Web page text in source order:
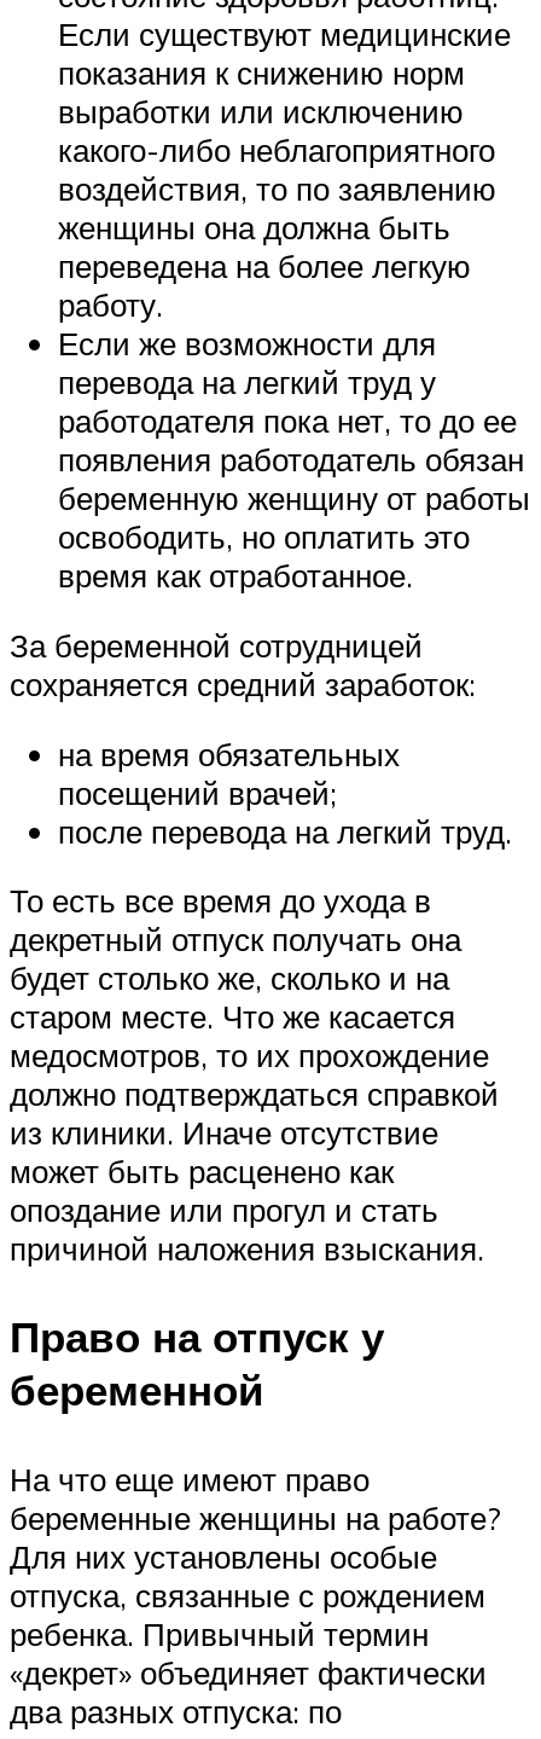
Если существуют медицинские
показания к снижению норм
выработки или исключению
какого-либо неблагоприятного
воздействия, то по заявлению
женщины она должна быть
переведена на более легкую
работу.
Если же возможности для
перевода на легкий труд у
работодателя пока нет, то до ее
появления работодатель обязан
беременную женщину от работы
освободить, но оплатить это
время как отработанное.
За беременной сотрудницей
сохраняется средний заработок:
на время обязательных
посещений врачей;
после перевода на легкий труд.
То есть все время до ухода в
декретный отпуск получать она
будет столько же, сколько и на
старом месте. Что же касается
медосмотров, то их прохождение
должно подтверждаться справкой
из клиники. Иначе отсутствие
может быть расценено как
опоздание или прогул и стать
причиной наложения взыскания.
Право на отпуск у
беременной
На что еще имеют право
беременные женщины на работе?
Для них установлены особые
отпуска, связанные с рождением
ребенка. Привычный термин
«декрет» объединяет фактически
два разных отпуска: по